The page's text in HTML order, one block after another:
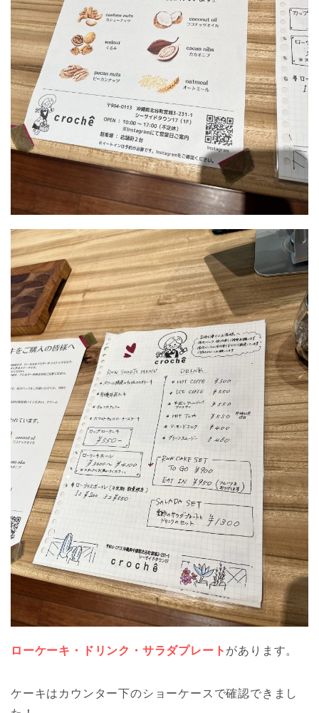
ローケーキ・ドリンク・サラダプレート があります。
ケーキはカウンター下のショーケースで確認できまし